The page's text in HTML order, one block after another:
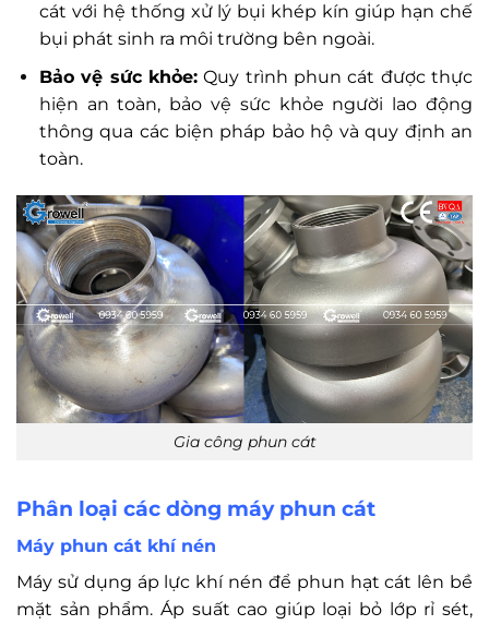
cát với hệ thống xử lý bụi khép kín giúp hạn chế
bụi phát sinh ra môi trường bên ngoài.
Bảo vệ sức khỏe:Quy trình phun cát được thực
hiện an toàn, bảo vệ sức khỏe người lao động
thông qua các biện pháp bảo hộ và quy định an
toàn.
Gia công phun cát
Phân loại các dòng máy phun cát
Máy phun cát khí nén
Máy sử dụng áp lực khí nén để phun hạt cát lên bề
mặt sản phẩm. Áp suất cao giúp loại bỏ lớp rỉ sét,